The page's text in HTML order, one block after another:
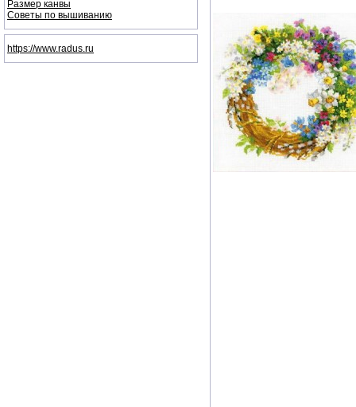
Размер канвы
Советы по вышиванию
https://www.radus.ru